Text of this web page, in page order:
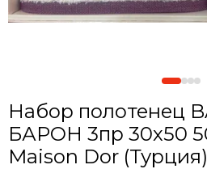
Набор полотенец
БАРОН 3пр 30х50
Maison Dor (Турция)